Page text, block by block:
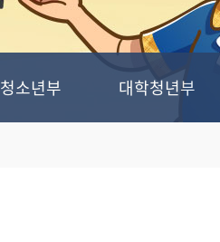
청소년부 대학청년부